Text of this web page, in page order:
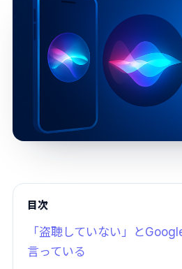
目次
「盗聴していない」と
言っている